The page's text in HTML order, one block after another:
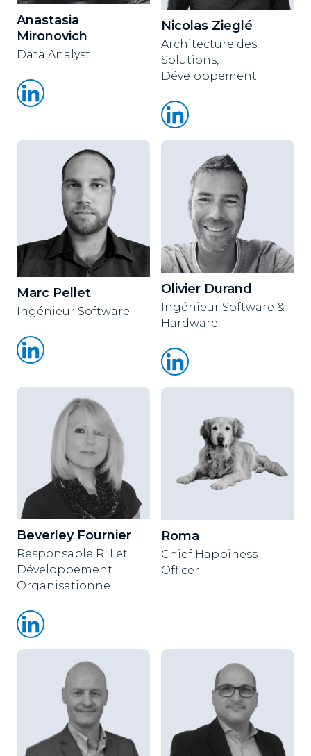
Anastasia
Mironovich
Data Analyst
Nicolas Zieglé
Architecture des
Solutions,
Développement
Marc Pellet
Ingénieur Software
Olivier Durand
Ingénieur Software &
Hardware
Beverley Fournier
Responsable RH et
Développement
Organisationnel
Roma
Chief Happiness
Officer